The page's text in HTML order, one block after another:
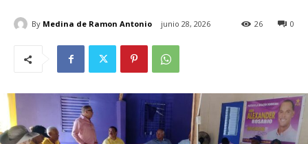
By Medina de Ramon Antonio junio 28, 2026 0
26